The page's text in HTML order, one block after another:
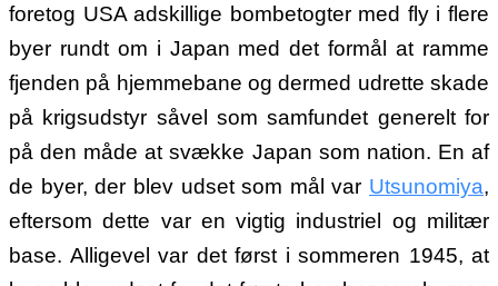
foretog USA adskillige bombetogter med fly i flere
byer rundt om i Japan med det formål at ramme
fjenden på hjemmebane og dermed udrette skade
på krigsudstyr såvel som samfundet generelt for
på den måde at svække Japan som nation. En af
de byer, der blev udset som mål var Utsunomiya,
eftersom dette var en vigtig industriel og militær
base. Alligevel var det først i sommeren 1945, at